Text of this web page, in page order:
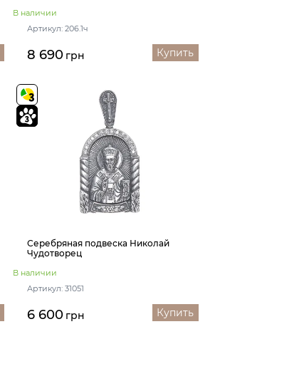
В наличии
Артикул: 206.1ч
8 690 грн Купить
Серебряная подвеска Николай
Чудотворец
В наличии
Артикул: 31051
6 600 грн Купить